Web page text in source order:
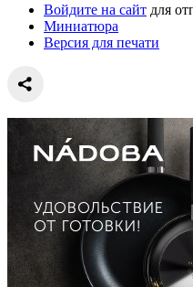
Войдите на сайт для
Миниатюра
Версия для печати